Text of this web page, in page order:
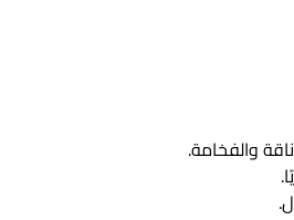
والفخامة.